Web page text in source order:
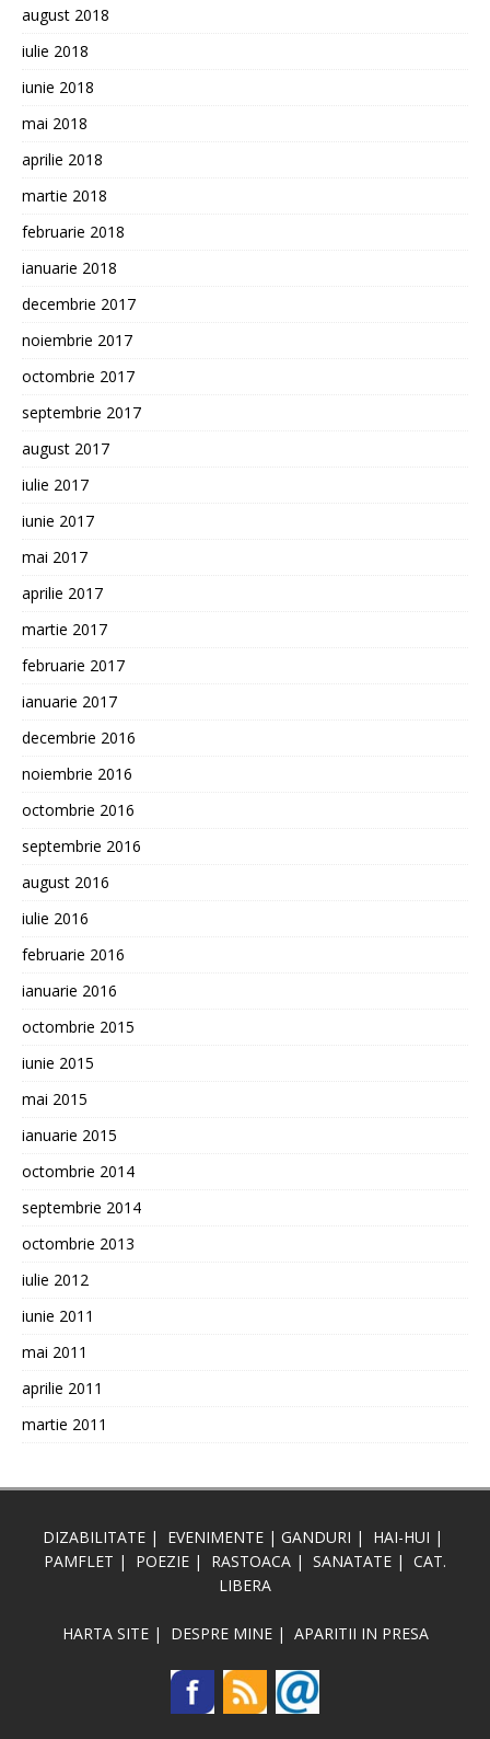
august 2018
iulie 2018
iunie 2018
mai 2018
aprilie 2018
martie 2018
februarie 2018
ianuarie 2018
decembrie 2017
noiembrie 2017
octombrie 2017
septembrie 2017
august 2017
iulie 2017
iunie 2017
mai 2017
aprilie 2017
martie 2017
februarie 2017
ianuarie 2017
decembrie 2016
noiembrie 2016
octombrie 2016
septembrie 2016
august 2016
iulie 2016
februarie 2016
ianuarie 2016
octombrie 2015
iunie 2015
mai 2015
ianuarie 2015
octombrie 2014
septembrie 2014
octombrie 2013
iulie 2012
iunie 2011
mai 2011
aprilie 2011
martie 2011
DIZABILITATE | EVENIMENTE | GANDURI | HAI-HUI |
PAMFLET | POEZIE | RASTOACA | SANATATE | CAT.
LIBERA
HARTA SITE| DESPRE MINE| APARITII IN PRESA